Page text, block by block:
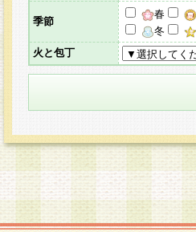
季節
春
冬
火と包丁